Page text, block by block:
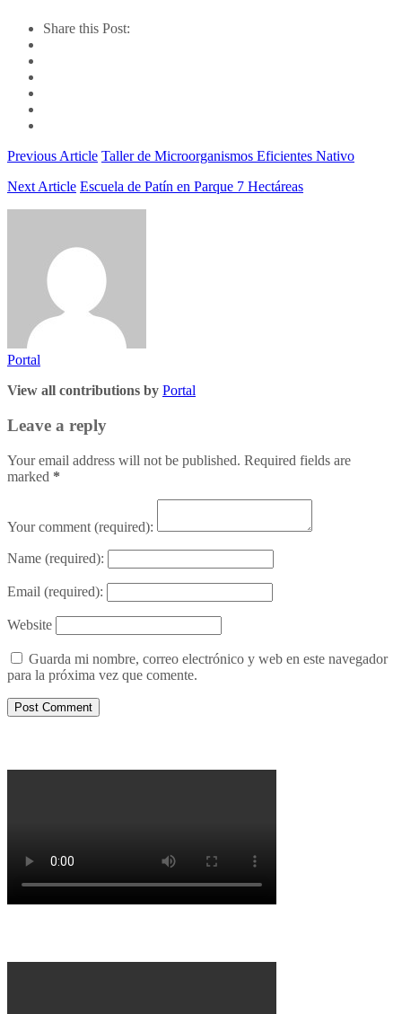
Share this Post:
Previous Article Taller de Microorganismos Eficientes Nativo
Next Article Escuela de Patín en Parque 7 Hectáreas
Portal
View all contributions by Portal
Leave a reply
Your email address will not be published. Required fields are
marked *
Your comment (required):
Name (required):
Email (required):
Website
Guarda mi nombre, correo electrónico y web en este navegador
para la próxima vez que comente.